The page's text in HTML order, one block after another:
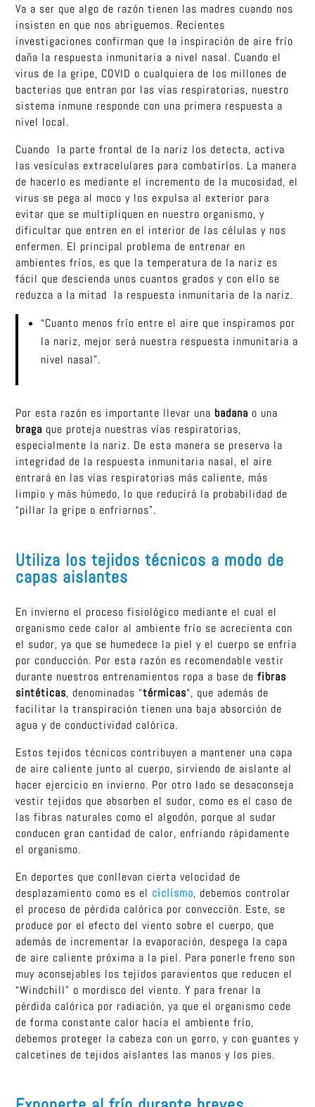
Va a ser que algo de razón tienen las madres cuando nos
insisten en que nos abriguemos. Recientes
investigaciones confirman que la inspiración de aire frío
daña la respuesta inmunitaria a nivel nasal. Cuando el
virus de la gripe, COVID o cualquiera de los millones de
bacterias que entran por las vías respiratorias, nuestro
sistema inmune responde con una primera respuesta a
nivel local.
Cuando la parte frontal de la nariz los detecta, activa
las vesículas extracelulares para combatirlos. La manera
de hacerlo es mediante el incremento de la mucosidad, el
virus se pega al moco y los expulsa al exterior para
evitar que se multipliquen en nuestro organismo, y
dificultar que entren en el interior de las células y nos
enfermen. El principal problema de entrenar en
ambientes fríos, es que la temperatura de la nariz es
fácil que descienda unos cuantos grados y con ello se
reduzca a la mitad la respuesta inmunitaria de la nariz.
“Cuanto menos frío entre el aire que inspiramos por
la nariz, mejor será nuestra respuesta inmunitaria a
nivel nasal”.
Por esta razón es importante llevar una badana o una
braga que proteja nuestras vías respiratorias,
especialmente la nariz. De esta manera se preserva la
integridad de la respuesta inmunitaria nasal, el aire
entrará en las vías respiratorias más caliente, más
limpio y más húmedo, lo que reducirá la probabilidad de
“pillar la gripe o enfriarnos”.
Utiliza los tejidos técnicos a modo de
capas aislantes
En invierno el proceso fisiológico mediante el cual el
organismo cede calor al ambiente frío se acrecienta con
el sudor, ya que se humedece la piel y el cuerpo se enfría
por conducción. Por esta razón es recomendable vestir
durante nuestros entrenamientos ropa a base defibras
sintéticas, denominadas “térmicas“, que además de
facilitar la transpiración tienen una baja absorción de
agua y de conductividad calórica.
Estos tejidos técnicos contribuyen a mantener una capa
de aire caliente junto al cuerpo, sirviendo de aislante al
hacer ejercicio en invierno. Por otro lado se desaconseja
vestir tejidos que absorben el sudor, como es el caso de
las fibras naturales como el algodón, porque al sudar
conducen gran cantidad de calor, enfriando rápidamente
el organismo.
En deportes que conllevan cierta velocidad de
desplazamiento como es el ciclismo, debemos controlar
el proceso de pérdida calórica por convección. Este, se
produce por el efecto del viento sobre el cuerpo, que
además de incrementar la evaporación, despega la capa
de aire caliente próxima a la piel. Para ponerle freno son
muy aconsejables los tejidos paravientos que reducen el
“Windchill” o mordisco del viento. Y para frenar la
pérdida calórica por radiación, ya que el organismo cede
de forma constante calor hacia el ambiente frío,
debemos proteger la cabeza con un gorro, y con guantes y
calcetines de tejidos aislantes las manos y los pies.